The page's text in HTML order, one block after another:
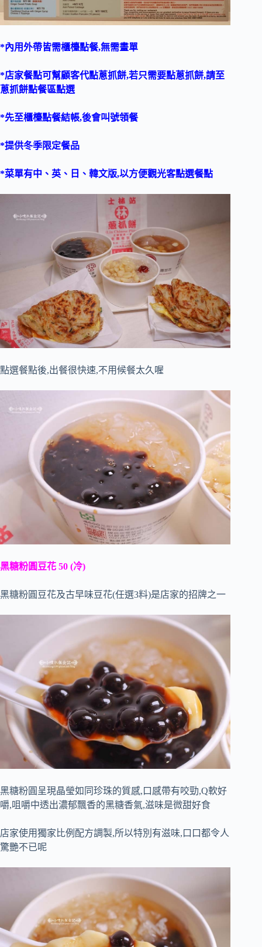
*內用外帶皆需櫃檯點餐,無需畫單
*店家餐點可幫顧客代點蔥抓餅,若只需要點蔥抓餅,請至
蔥抓餅點餐區點選
*先至櫃檯點餐結帳,後會叫號領餐
*提供冬季限定餐品
*菜單有中、英、日、韓文版,以方便觀光客點選餐點
點選餐點後,出餐很快速,不用候餐太久喔
黑糖粉圓豆花 50 (冷)
黑糖粉圓豆花及古早味豆花(任選3料)是店家的招牌之一
黑糖粉圓呈現晶瑩如同珍珠的質感,口感帶有咬勁,Q軟好
嚼,咀嚼中透出濃郁飄香的黑糖香氣,滋味是微甜好食
店家使用獨家比例配方調製,所以特別有滋味,口口都令人
驚艷不已呢